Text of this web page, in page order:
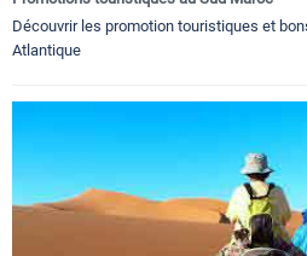
Découvrir les promotion touristiques et
Atlantique